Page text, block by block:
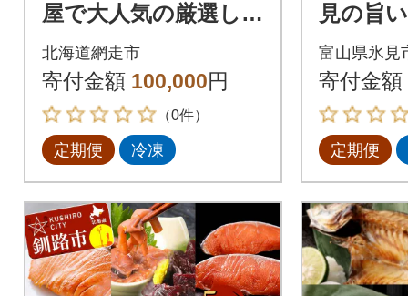
屋で大人気の厳選した
北の海の幸の定期便全
5回
北海道網走市
寄付金額 100,000円
（0件）
定期便 冷凍
見の旨
見ぶり
布〆お
ん全5回
富山県氷見
寄付金額
定期便